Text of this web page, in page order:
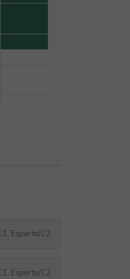
Esperto/C2
Esperto/C2